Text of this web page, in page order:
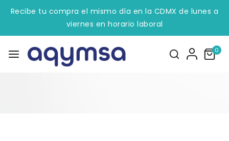
Recibe tu compra el mismo día en la CDMX de lunes a
viernes en horario laboral
0